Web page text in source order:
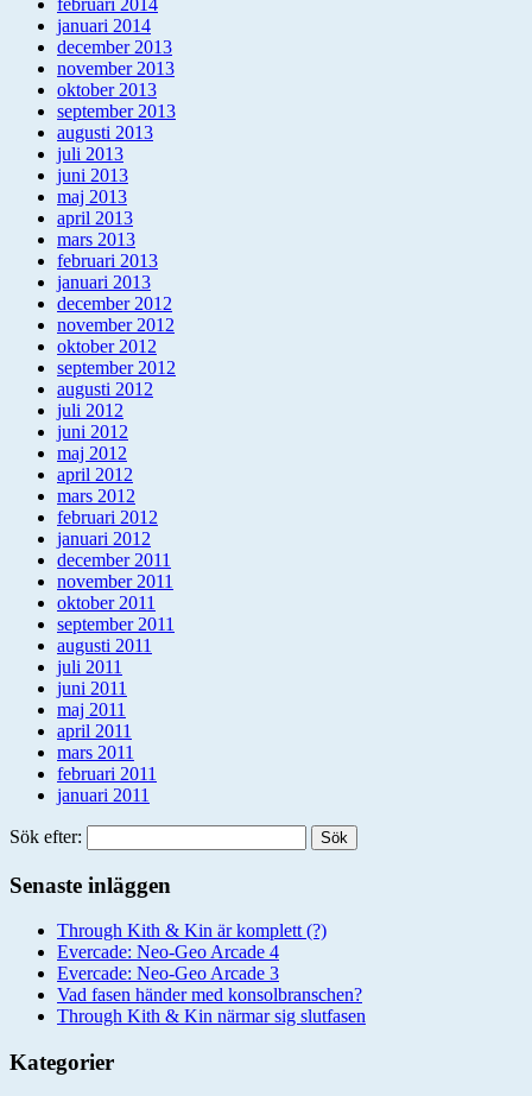
februari 2014
januari 2014
december 2013
november 2013
oktober 2013
september 2013
augusti 2013
juli 2013
juni 2013
maj 2013
april 2013
mars 2013
februari 2013
januari 2013
december 2012
november 2012
oktober 2012
september 2012
augusti 2012
juli 2012
juni 2012
maj 2012
april 2012
mars 2012
februari 2012
januari 2012
december 2011
november 2011
oktober 2011
september 2011
augusti 2011
juli 2011
juni 2011
maj 2011
april 2011
mars 2011
februari 2011
januari 2011
Sök efter:
Senaste inläggen
Through Kith & Kin är komplett (?)
Evercade: Neo-Geo Arcade 4
Evercade: Neo-Geo Arcade 3
Vad fasen händer med konsolbranschen?
Through Kith & Kin närmar sig slutfasen
Kategorier